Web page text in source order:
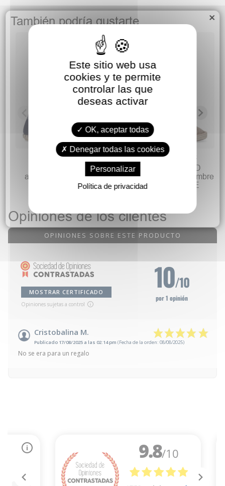
También podría gustarte
16,90 €
VANESSA Zapatilla
alpargata hombre RUI
1000 MARINO
39,90 € 54,90 €
NATURAL WORLD
Zapatilla alpargata hombre
WOR 325E BEIGE
Opiniones de los clientes
OPINIONES SOBRE ESTE PRODUCTO
MOSTRAR CERTIFICADO
Opiniones sujetas a control
10/10
por 1 opinión
Cristobalina M.
Publicado 17/08/2025 a las 02:14 pm (Fecha de la orden: 08/08/2025)
No se era para un regalo
×
Este sitio web usa
cookies y te permite
controlar las que
deseas activar
OK, aceptar todas
Denegar todas las cookies
Personalizar
Política de privacidad